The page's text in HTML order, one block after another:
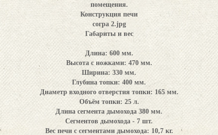
помещения.
Конструкция печи
согра 2.jpg
Габариты и вес
Длина: 600 мм.
Высота с ножками: 470 мм.
Ширина: 330 мм.
Глубина топки: 400 мм.
Диаметр входного отверстия топки: 165 мм.
Объём топки: 25 л.
Длина сегмента дымохода 380 мм.
Сегментов дымохода - 7 шт.
Вес печи с сегментами дымохода: 10,7 кг.